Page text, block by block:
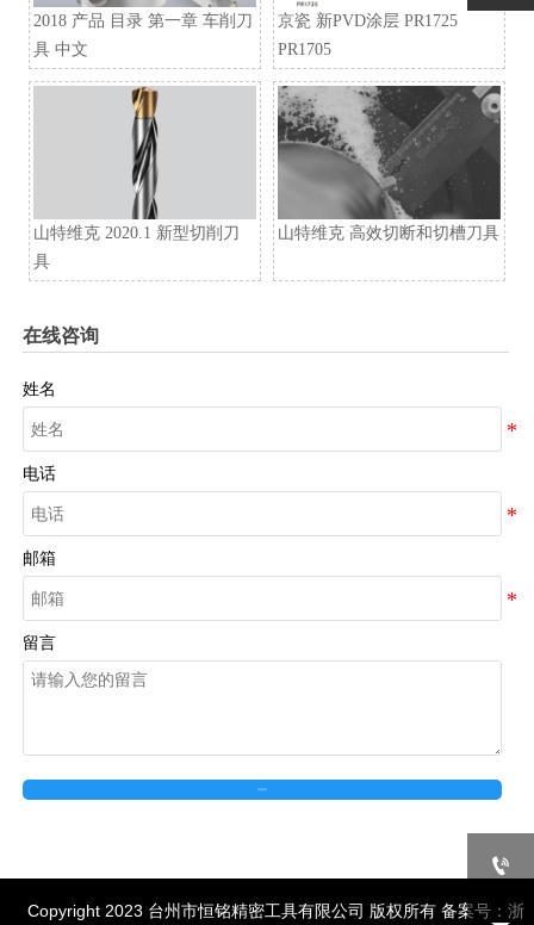
2018 产品 目录 第一章 车削刀
具 中文
京瓷 新PVD涂层 PR1725
PR1705
山特维克 2020.1 新型切削刀
具
山特维克 高效切断和切槽刀具
在线咨询
姓名
电话
邮箱
留言
Copyright 2023 台州市恒铭精密工具有限公司 版权所有 备案号： 浙
